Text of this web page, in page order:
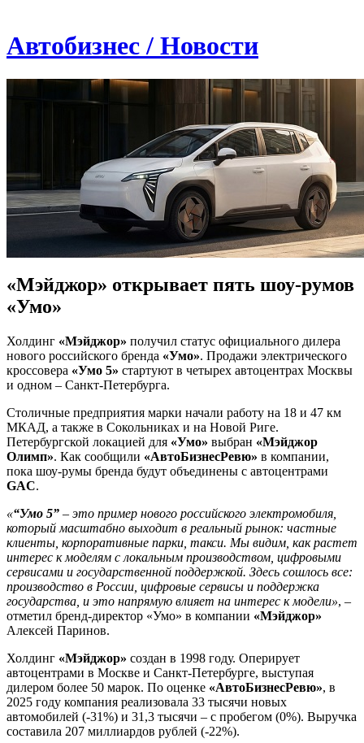
Автобизнес / Новости
«Мэйджор» открывает пять шоу-румов
«Умо»
Холдинг «Мэйджор» получил статус официального дилера
нового российского бренда «Умо». Продажи электрического
кроссовера «Умо 5» стартуют в четырех автоцентрах Москвы
и одном – Санкт-Петербурга.
Столичные предприятия марки начали работу на 18 и 47 км
МКАД, а также в Сокольниках и на Новой Риге.
Петербургской локацией для «Умо» выбран «Мэйджор
Олимп». Как сообщили «АвтоБизнесРевю» в компании,
пока шоу-румы бренда будут объединены с автоцентрами
GAC.
«“Умо 5” – это пример нового российского электромобиля,
который масштабно выходит в реальный рынок: частные
клиенты, корпоративные парки, такси. Мы видим, как растет
интерес к моделям с локальным производством, цифровыми
сервисами и государственной поддержкой. Здесь сошлось все:
производство в России, цифровые сервисы и поддержка
государства, и это напрямую влияет на интерес к модели», –
отметил бренд-директор «Умо» в компании «Мэйджор»
Алексей Паринов.
Холдинг «Мэйджор» создан в 1998 году. Оперирует
автоцентрами в Москве и Санкт-Петербурге, выступая
дилером более 50 марок. По оценке «АвтоБизнесРевю», в
2025 году компания реализовала 33 тысячи новых
автомобилей (-31%) и 31,3 тысячи – с пробегом (0%). Выручка
составила 207 миллиардов рублей (-22%).